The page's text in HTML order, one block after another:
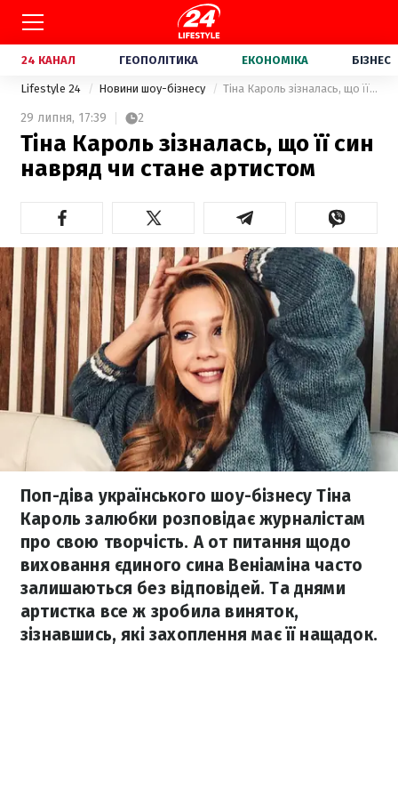
24 КАНАЛ ГЕОПОЛІТИКА ЕКОНОМІКА БІЗНЕС
Lifestyle 24 Новини шоу-бізнесу Тіна Кароль зізналась, що її син навряд чи стане артистом
29 липня, 17:39 2
Тіна Кароль зізналась, що її син
навряд чи стане артистом
Поп-діва українського шоу-бізнесу Тіна
Кароль залюбки розповідає журналістам
про свою творчість. А от питання щодо
виховання єдиного сина Веніаміна часто
залишаються без відповідей. Та днями
артистка все ж зробила виняток,
зізнавшись, які захоплення має її нащадок.